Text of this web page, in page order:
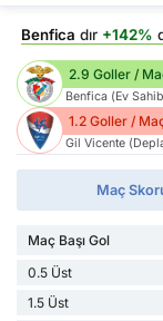
Benfica dır +142%
2.9 Goller /
Benfica (Ev
1.2 Goller /
Gil Vicente
Maç
Maç Başı Gol
0.5 Üst
1.5 Üst